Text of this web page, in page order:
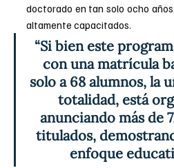
doctorado en tan solo ocho
altamente capacitados.
“Si bien este
con una matrícula
solo a 68 alumnos, la
totalidad, está
anunciando más de
titulados,
enfoque